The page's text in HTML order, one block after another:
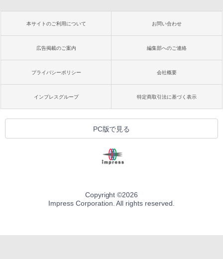
本サイトのご利用について お問い合わせ
広告掲載のご案内 編集部へのご連絡
プライバシーポリシー 会社概要
インプレスグループ 特定商取引法に基づく表示
PC版で見る
Copyright ©2026
Impress Corporation. All rights reserved.